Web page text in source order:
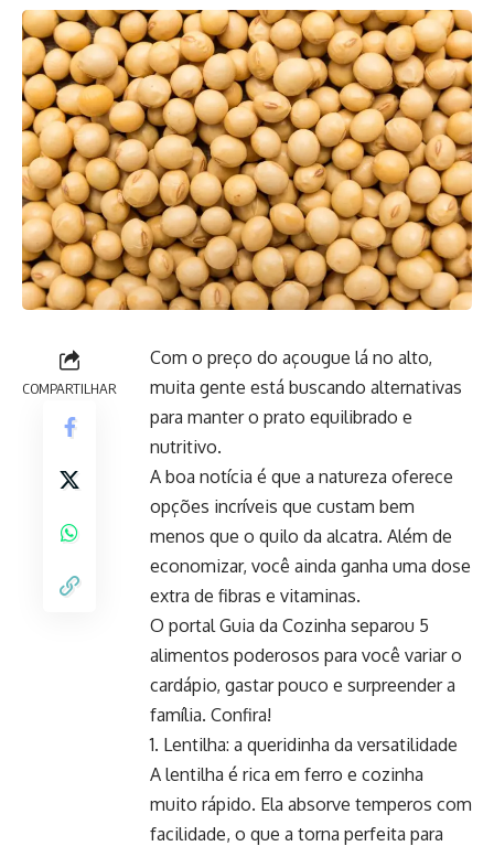
COMPARTILHAR
Com o preço do açougue lá no alto,
muita gente está buscando alternativas
para manter o prato equilibrado e
nutritivo.
A boa notícia é que a natureza oferece
opções incríveis que custam bem
menos que o quilo da alcatra. Além de
economizar, você ainda ganha uma dose
extra de fibras e vitaminas.
O portal Guia da Cozinha separou 5
alimentos poderosos para você variar o
cardápio, gastar pouco e surpreender a
família. Confira!
1. Lentilha: a queridinha da versatilidade
A lentilha é rica em ferro e cozinha
muito rápido. Ela absorve temperos com
facilidade, o que a torna perfeita para